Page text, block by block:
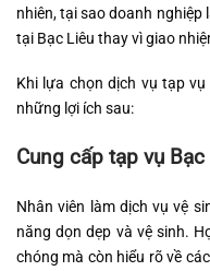
nhiên, tại sao doanh nghiệp
tại Bạc Liêu thay vì giao
Khi lựa chọn dịch vụ tạp
những lợi ích sau:
Cung cấp tạp vụ
Nhân viên làm dịch vụ vệ
năng dọn dẹp và vệ sinh.
chóng mà còn hiểu rõ về